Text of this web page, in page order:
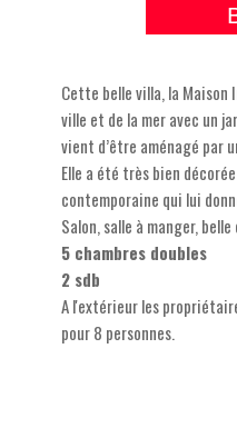
Cette belle villa, la Maison
ville et de la mer avec un
vient d’être aménagé par
Elle a été très bien
contemporaine qui lui
Salon, salle à manger,
5 chambres doubles
2 sdb
A l'extérieur les
pour 8 personnes.